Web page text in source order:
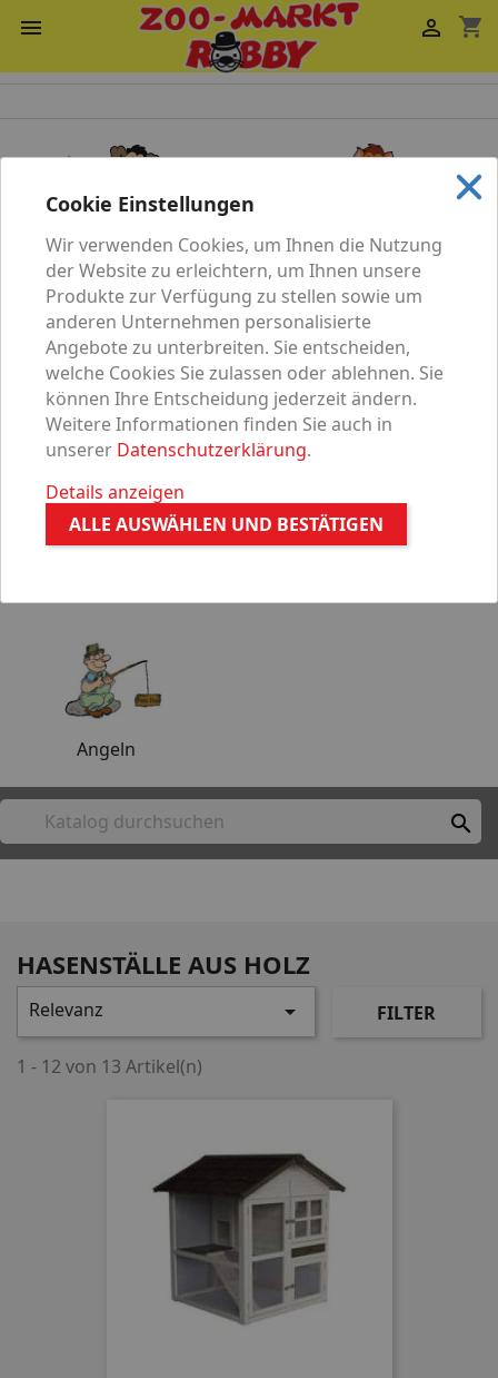
 shopping_cart

Hund Katze
Vögel Nagetier
Angeln

HASENSTÄLLE AUS HOLZ
Relevanz  FILTER
1 - 12 von 13 Artikel(n)
Cookie Einstellungen
Wir verwenden Cookies, um Ihnen die Nutzung
der Website zu erleichtern, um Ihnen unsere
Produkte zur Verfügung zu stellen sowie um
anderen Unternehmen personalisierte
Angebote zu unterbreiten. Sie entscheiden,
welche Cookies Sie zulassen oder ablehnen. Sie
können Ihre Entscheidung jederzeit ändern.
Weitere Informationen finden Sie auch in
unserer Datenschutzerklärung.
Details anzeigen
ALLE AUSWÄHLEN UND BESTÄTIGEN